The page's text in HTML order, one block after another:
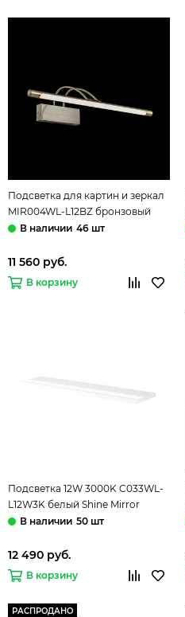
Подсветка для картин и зеркал
MIR004WL-L12BZ бронзовый
Finelli Maytoni46 шт
11 560 руб.
В корзину
Подсветка 12W 3000K C033WL-
L12W3K белый Shine Mirror
Maytoni
50 шт
12 490 руб.
В корзину
РАСПРОДАНО